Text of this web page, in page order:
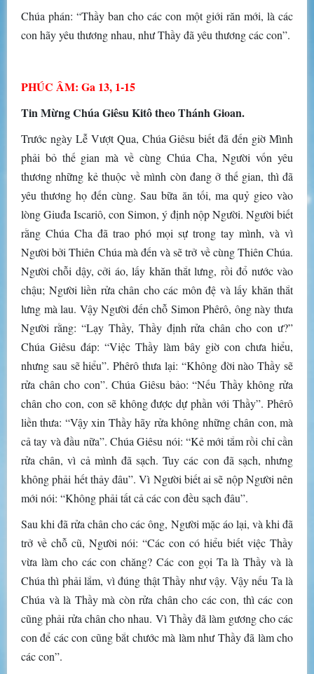
Chúa phán: “Thầy ban cho các con một giới răn mới, là các
con hãy yêu thương nhau, như Thầy đã yêu thương các con”.
PHÚC ÂM: Ga 13, 1-15
Tin Mừng Chúa Giêsu Kitô theo Thánh Gioan.
Trước ngày Lễ Vượt Qua, Chúa Giêsu biết đã đến giờ Mình
phải bỏ thế gian mà về cùng Chúa Cha, Người vốn yêu
thương những kẻ thuộc về mình còn đang ở thế gian, thì đã
yêu thương họ đến cùng. Sau bữa ăn tối, ma quỷ gieo vào
lòng Giuđa Iscariô, con Simon, ý định nộp Người. Người biết
rằng Chúa Cha đã trao phó mọi sự trong tay mình, và vì
Người bởi Thiên Chúa mà đến và sẽ trở về cùng Thiên Chúa.
Người chỗi dậy, cởi áo, lấy khăn thắt lưng, rồi đổ nước vào
chậu; Người liền rửa chân cho các môn đệ và lấy khăn thắt
lưng mà lau. Vậy Người đến chỗ Simon Phêrô, ông này thưa
Người rằng: “Lạy Thầy, Thầy định rửa chân cho con ư?”
Chúa Giêsu đáp: “Việc Thầy làm bây giờ con chưa hiểu,
nhưng sau sẽ hiểu”. Phêrô thưa lại: “Không đời nào Thầy sẽ
rửa chân cho con”. Chúa Giêsu bảo: “Nếu Thầy không rửa
chân cho con, con sẽ không được dự phần với Thầy”. Phêrô
liền thưa: “Vậy xin Thầy hãy rửa không những chân con, mà
cả tay và đầu nữa”. Chúa Giêsu nói: “Kẻ mới tắm rồi chỉ cần
rửa chân, vì cả mình đã sạch. Tuy các con đã sạch, nhưng
không phải hết thảy đâu”. Vì Người biết ai sẽ nộp Người nên
mới nói: “Không phải tất cả các con đều sạch đâu”.
Sau khi đã rửa chân cho các ông, Người mặc áo lại, và khi đã
trở về chỗ cũ, Người nói: “Các con có hiểu biết việc Thầy
vừa làm cho các con chăng? Các con gọi Ta là Thầy và là
Chúa thì phải lắm, vì đúng thật Thầy như vậy. Vậy nếu Ta là
Chúa và là Thầy mà còn rửa chân cho các con, thì các con
cũng phải rửa chân cho nhau. Vì Thầy đã làm gương cho các
con để các con cũng bắt chước mà làm như Thầy đã làm cho
các con”.